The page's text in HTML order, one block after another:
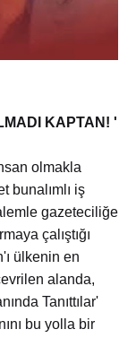
KAPTAN! '
olmakla
bunalımlı iş
gazeteciliğe
çalıştığı
ülkenin en
alanda,
Tanıttılar'
bu yolla bir